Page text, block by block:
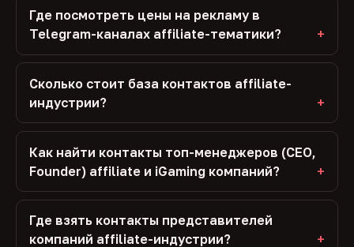
Где посмотреть цены на рекламу в
Telegram-каналах affiliate-тематики?
Сколько стоит база контактов affiliate-
индустрии?
Как найти контакты топ-менеджеров (CEO,
Founder) affiliate и iGaming компаний?
Где взять контакты представителей
компаний affiliate-индустрии?